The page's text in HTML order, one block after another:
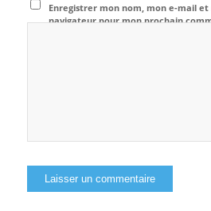
Enregistrer mon nom, mon e-mail et
navigateur pour mon prochain